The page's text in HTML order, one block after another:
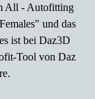
All - Autofitting
und das
ist bei Daz3D
Tool von Daz